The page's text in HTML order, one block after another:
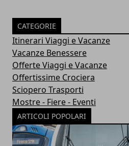
CATEGORIE
Itinerari Viaggi e Vacanze
Vacanze Benessere
Offerte Viaggi e Vacanze
Offertissime Crociera
Sciopero Trasporti
Mostre - Fiere - Eventi
ARTICOLI POPOLARI